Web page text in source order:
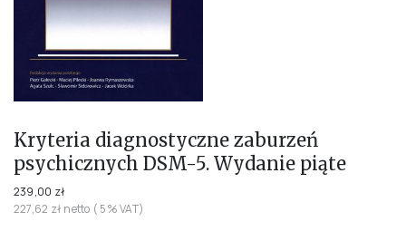
Kryteria diagnostyczne zaburzeń
psychicznych DSM-5. Wydanie piąte
239,00 zł
227,62 zł netto ( 5% VAT)